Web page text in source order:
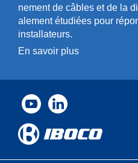
n­ement de câbles et de la
a­l­ement étudiées pour
installa­teurs.
En savoir plus